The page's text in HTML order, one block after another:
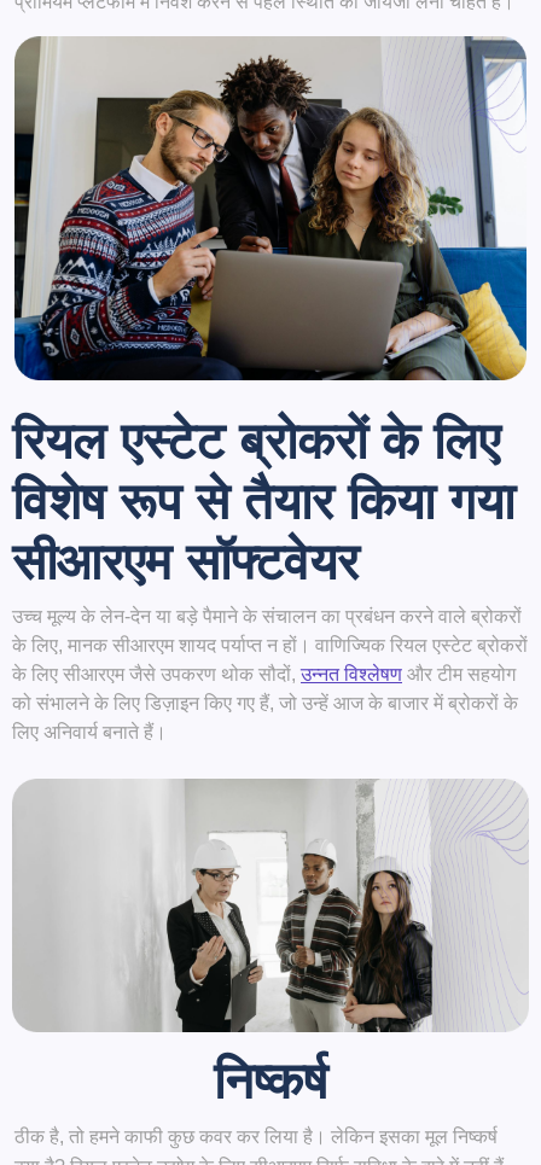
रियल एस्टेट ब्रोकरों के लिए
विशेष रूप से तैयार किया गया
सीआरएम सॉफ्टवेयर
उच्च मूल्य के लेन-देन या बड़े पैमाने के संचालन का प्रबंधन करने वाले ब्रोकरों
के लिए, मानक सीआरएम शायद पर्याप्त न हों। वाणिज्यिक रियल एस्टेट ब्रोकरों
के लिए सीआरएम जैसे उपकरण थोक सौदों, उन्नत विश्लेषण और टीम सहयोग
को संभालने के लिए डिज़ाइन किए गए हैं, जो उन्हें आज के बाजार में ब्रोकरों के
लिए अनिवार्य बनाते हैं।
निष्कर्ष
ठीक है, तो हमने काफी कुछ कवर कर लिया है। लेकिन इसका मूल निष्कर्ष